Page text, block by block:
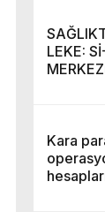
LEKE:
Kara